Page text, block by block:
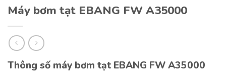
Máy bơm tạt EBANG FW A35000
Thông số máy bơm tạt EBANG FW A35000